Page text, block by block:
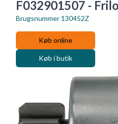
F032901507 -
Brugsnummer 130452Z
Køb online
Køb i butik